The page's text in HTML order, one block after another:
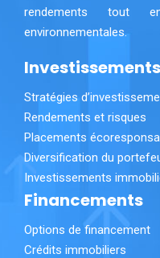
rendements tout
environnementales.
Investissements
Stratégies
Rendements et risques
Placements
Diversification du
Investissements
Financements
Options de financement
Crédits immobiliers